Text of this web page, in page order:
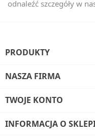
odnaleźć szczegóły w
PRODUKTY
NASZA FIRMA
TWOJE KONTO
INFORMACJA O